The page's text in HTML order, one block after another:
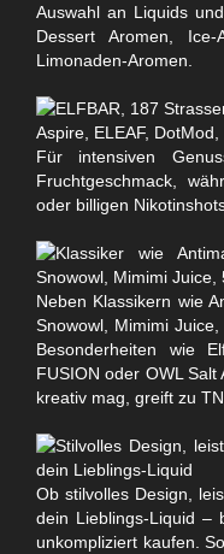
Auswahl an Liquids
Dessert Aromen,
Limonaden-Aromen.
Für intensiven
Fruchtgeschmack,
oder billigen
Neben Klassikern wie
Snowowl, Mimimi
Besonderheiten wie
FUSION oder OWL
kreativ mag, greift zu
Ob stilvolles Design,
dein Lieblings-Liquid –
unkompliziert kaufen.